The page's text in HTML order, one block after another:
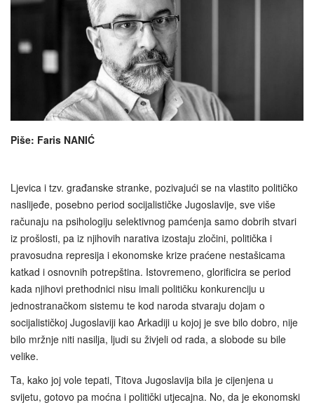
Piše: Faris NANIĆ
Ljevica i tzv. građanske stranke, pozivajući se na vlastito političko
naslijeđe, posebno period socijalističke Jugoslavije, sve više
računaju na psihologiju selektivnog pamćenja samo dobrih stvari
iz prošlosti, pa iz njihovih narativa izostaju zločini, politička i
pravosudna represija i ekonomske krize praćene nestašicama
katkad i osnovnih potrepština. Istovremeno, glorificira se period
kada njihovi prethodnici nisu imali političku konkurenciju u
jednostranačkom sistemu te kod naroda stvaraju dojam o
socijalističkoj Jugoslaviji kao Arkadiji u kojoj je sve bilo dobro, nije
bilo mržnje niti nasilja, ljudi su živjeli od rada, a slobode su bile
velike.
Ta, kako joj vole tepati, Titova Jugoslavija bila je cijenjena u
svijetu, gotovo pa moćna i politički utjecajna. No, da je ekonomski